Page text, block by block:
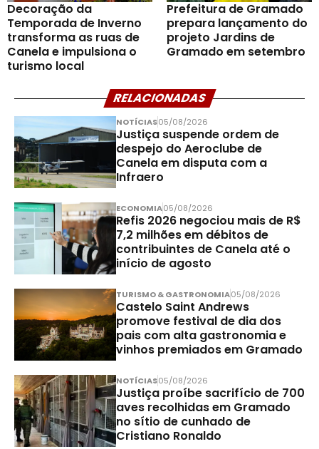
Decoração da
Temporada de Inverno
transforma as ruas de
Canela e impulsiona o
turismo local
Prefeitura de Gramado
prepara lançamento do
projeto Jardins de
Gramado em setembro
RELACIONADAS
NOTÍCIAS05/08/2026
Justiça suspende ordem de
despejo do Aeroclube de
Canela em disputa com a
Infraero
ECONOMIA05/08/2026
Refis 2026 negociou mais de R$
7,2 milhões em débitos de
contribuintes de Canela até o
início de agosto
TURISMO & GASTRONOMIA05/08/2026
Castelo Saint Andrews
promove festival de dia dos
pais com alta gastronomia e
vinhos premiados em Gramado
NOTÍCIAS05/08/2026
Justiça proíbe sacrifício de 700
aves recolhidas em Gramado
no sítio de cunhado de
Cristiano Ronaldo